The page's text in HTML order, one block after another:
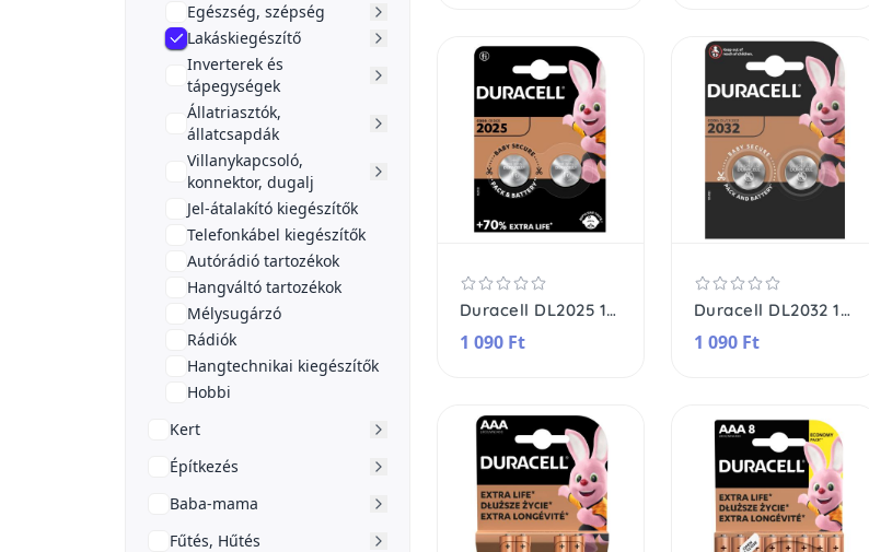
Egészség, szépség
Lakáskiegészítő
Inverterek és
tápegységek
Állatriasztók,
állatcsapdák
Villanykapcsoló,
konnektor, dugalj
Jel-átalakító kiegészítők
Telefonkábel kiegészítők
Autórádió tartozékok
Hangváltó tartozékok
Mélysugárzó
Rádiók
Hangtechnikai kiegészítők
Hobbi
Kert
Építkezés
Baba-mama
Fűtés, Hűtés
Duracell DL2025 10PP040029 lítium gombelem, 3,0 V feszültség, 2db/bliszter
1 090 Ft
Duracell DL2032 10PP040028 lítium gombelem, 3,2 V feszültség, 2db/bliszter
1 090 Ft